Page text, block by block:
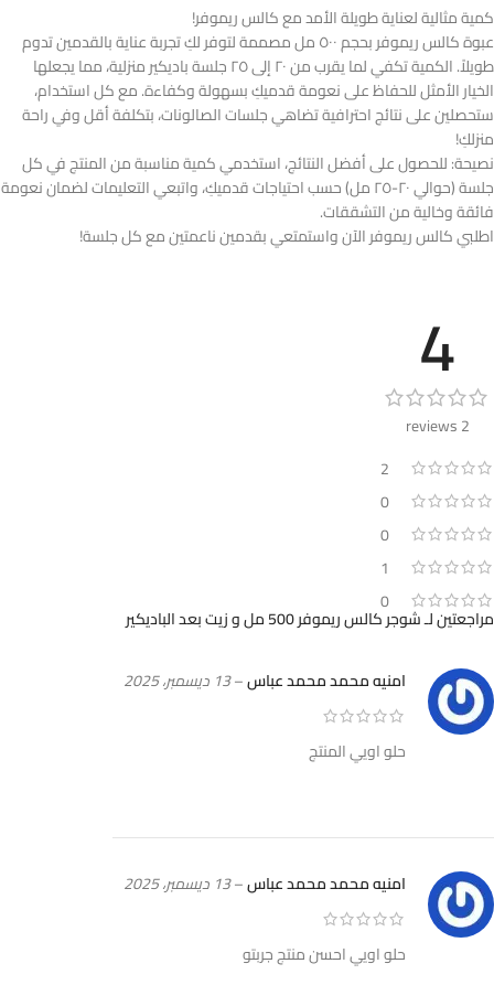
كمية مثالية لعناية طويلة الأمد مع كالس ريموفر!
عبوة كالس ريموفر بحجم ٥٠٠ مل مصممة لتوفر لكِ تجربة عناية بالقدمين تدوم
طويلاً. الكمية تكفي لما يقرب من ٢٠ إلى ٢٥ جلسة باديكير منزلية، مما يجعلها
الخيار الأمثل للحفاظ على نعومة قدميكِ بسهولة وكفاءة. مع كل استخدام،
ستحصلين على نتائج احترافية تضاهي جلسات الصالونات، بتكلفة أقل وفي راحة
منزلكِ!
نصيحة: للحصول على أفضل النتائج، استخدمي كمية مناسبة من المنتج في كل
جلسة (حوالي ٢٠-٢٥ مل) حسب احتياجات قدميكِ، واتبعي التعليمات لضمان نعومة
فائقة وخالية من التشققات.
اطلبي كالس ريموفر الآن واستمتعي بقدمين ناعمتين مع كل جلسة!
4
2 reviews
2
0
0
1
0
مراجعتين لـشوجر كالس ريموفر 500 مل و زيت بعد الباديكير
امنيه محمد محمد عباس–13 ديسمبر، 2025
حلو اويي المنتج
امنيه محمد محمد عباس–13 ديسمبر، 2025
حلو اويي احسن منتج جربتو